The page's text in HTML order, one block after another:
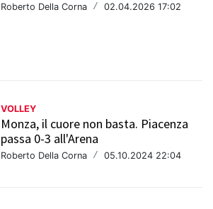
Roberto Della Corna / 02.04.2026 17:02
VOLLEY
Monza, il cuore non basta. Piacenza
passa 0-3 all'Arena
Roberto Della Corna / 05.10.2024 22:04